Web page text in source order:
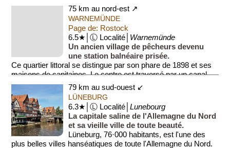
75 km au nord-est ↗
WARNEMÜNDE
Page de: Rostock
6.5★│Ⓛ Localité│ Warnemünde
Un ancien village de pêcheurs devenu
une station balnéaire prisée.
Ce quartier littoral se distingue par son phare de 1898 et ses
maisons de capitaines. Le centre est traversé par un canal
(Alter...
79 km au sud-ouest ↙
LÜNEBURG
6.3★│Ⓛ Localité│Lunebourg
La capitale saline de l'Allemagne du Nord
et sa vieille ville de toute beauté.
Lüneburg, 76·000 habitants, est l'une des
plus belles villes hanséatiques de toute l'Allemagne du Nord.